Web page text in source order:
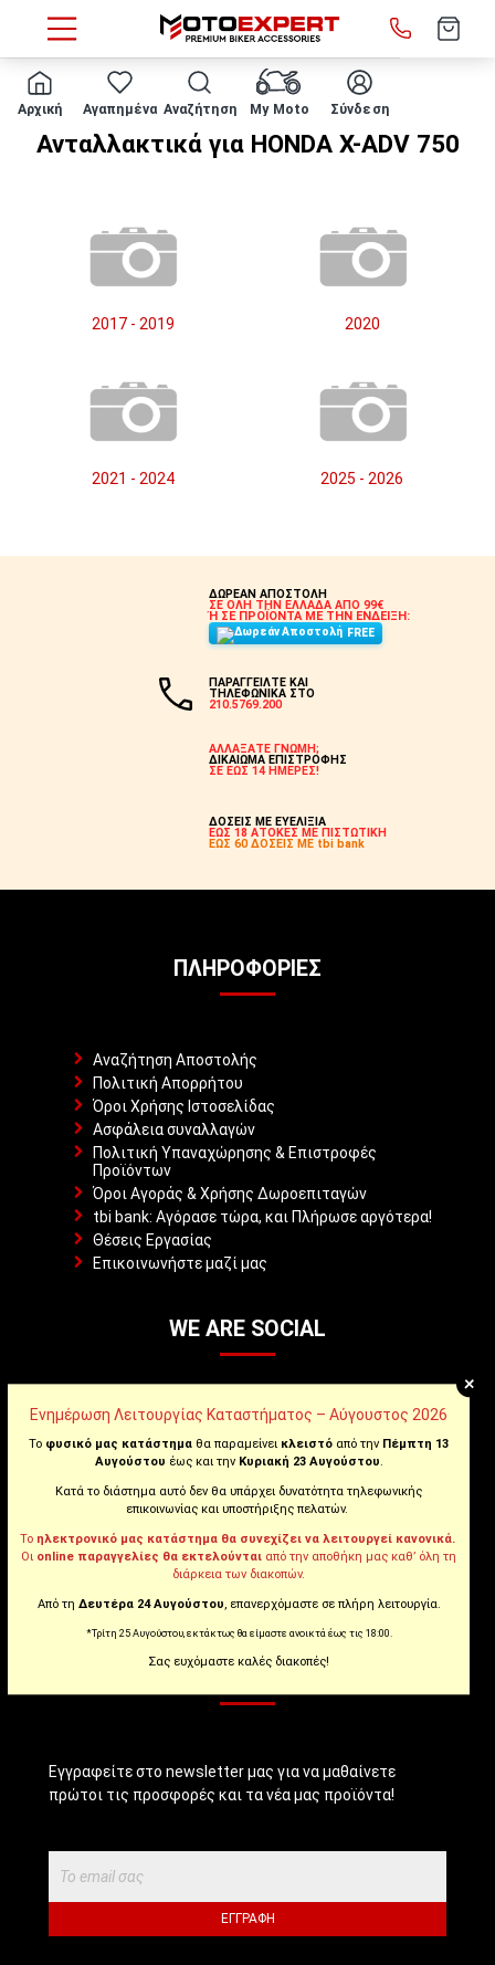
Αρχική Αγαπημένα Αναζήτηση My Moto Σύνδεση
HOME Μάρκα/μοντέλο HONDA X-ADV 750
Ανταλλακτικά για HONDA X-ADV 750
2017 - 2019 2020
2021 - 2024 2025 - 2026
ΔΩΡΕΑΝ ΑΠΟΣΤΟΛΗ
ΣΕ ΟΛΗ ΤΗΝ ΕΛΛΑΔΑ ΑΠΟ 99€
Ή ΣΕ ΠΡΟΪΟΝΤΑ ΜΕ ΤΗΝ ΕΝΔΕΙΞΗ:
FREE
ΠΑΡΑΓΓΕΙΛΤΕ ΚΑΙ
ΤΗΛΕΦΩΝΙΚΑ ΣΤΟ
210.5769.200
ΑΛΛΑΞΑΤΕ ΓΝΩΜΗ;
ΔΙΚΑΙΩΜΑ ΕΠΙΣΤΡΟΦΗΣ
ΣΕ ΕΩΣ 14 ΗΜΕΡΕΣ!
ΔΟΣΕΙΣ ΜΕ ΕΥΕΛΙΞΙΑ
ΕΩΣ 18 ΑΤΟΚΕΣ ΜΕ ΠΙΣΤΩΤΙΚΗ
ΕΩΣ 60 ΔΟΣΕΙΣ ΜΕ tbi bank
ΠΛΗΡΟΦΟΡΊΕΣ
Αναζήτηση Αποστολής
Πολιτική Απορρήτου
Όροι Χρήσης Ιστοσελίδας
Ασφάλεια συναλλαγών
Πολιτική Υπαναχώρησης & Επιστροφές
Προϊόντων
Όροι Αγοράς & Χρήσης Δωροεπιταγών
tbi bank: Αγόρασε τώρα, και Πλήρωσε αργότερα!
Θέσεις Εργασίας
Επικοινωνήστε μαζί μας
WE ARE SOCIAL
Facebook
Instagram
Youtube
Εγγραφείτε στο newsletter μας για να μαθαίνετε
πρώτοι τις προσφορές και τα νέα μας προϊόντα!
ΕΓΓΡΑΦΉ
+
Ενημέρωση Λειτουργίας Καταστήματος – Αύγουστος 2026
Το φυσικό μας κατάστημα θα παραμείνει κλειστό από την Πέμπτη 13
Αυγούστου έως και τηνΚυριακή 23 Αυγούστου.
Κατά το διάστημα αυτό δεν θα υπάρχει δυνατότητα τηλεφωνικής
επικοινωνίας και υποστήριξης πελατών.
Το ηλεκτρονικό μας κατάστημα θα συνεχίζει να λειτουργεί κανονικά.
Οι online παραγγελίες θα εκτελούνται από την αποθήκη μας καθ’ όλη τη
διάρκεια των διακοπών.
Από τη Δευτέρα 24 Αυγούστου, επανερχόμαστε σε πλήρη λειτουργία.
*Τρίτη 25 Αυγούστου, εκτάκτως θα είμαστε ανοικτά έως τις 18:00.
Σας ευχόμαστε καλές διακοπές!